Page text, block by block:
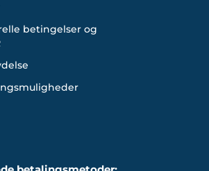
betingelser og